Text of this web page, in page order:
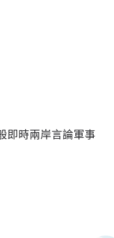
即時兩岸言論軍事